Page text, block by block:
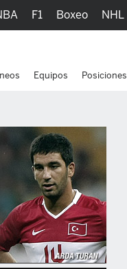
F1 Boxeo NHL
Equipos Posiciones